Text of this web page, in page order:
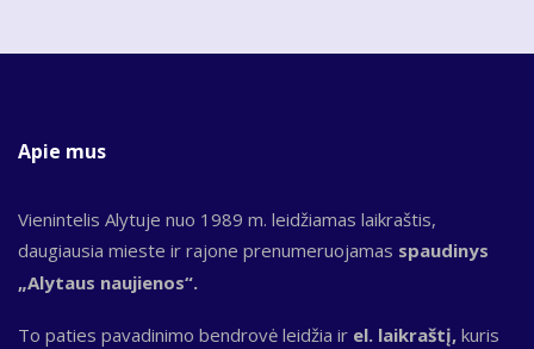
Apie mus
Vienintelis Alytuje nuo 1989 m. leidžiamas laikraštis,
daugiausia mieste ir rajone prenumeruojamas spaudinys
„Alytaus naujienos“.
To paties pavadinimo bendrovė leidžia ir el. laikraštį, kuris